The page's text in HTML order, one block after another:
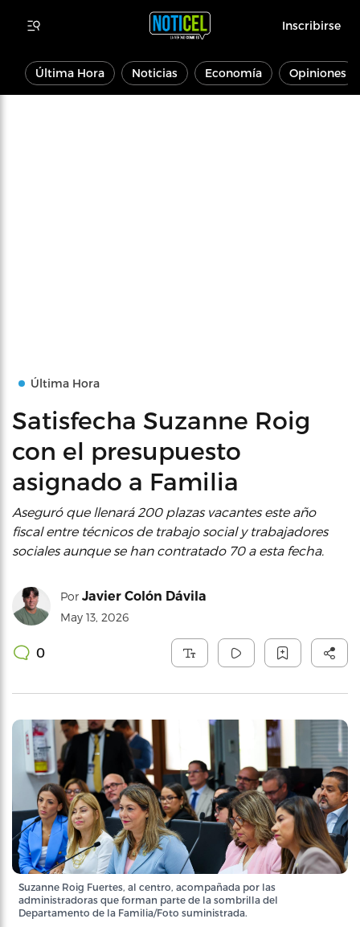
Inscribirse
Última Hora Noticias Economía Opiniones
Última Hora
Satisfecha Suzanne Roig
con el presupuesto
asignado a Familia
Aseguró que llenará 200 plazas vacantes este año
fiscal entre técnicos de trabajo social y trabajadores
sociales aunque se han contratado 70 a esta fecha.
Por Javier Colón Dávila
May 13, 2026
0
Suzanne Roig Fuertes, al centro, acompañada por las
administradoras que forman parte de la sombrilla del
Departamento de la Familia/Foto suministrada.